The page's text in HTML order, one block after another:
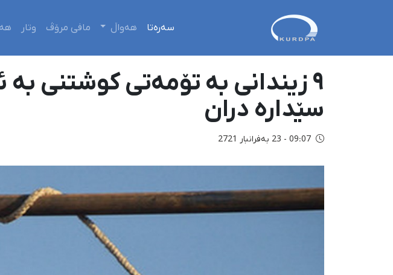
سەرەتا هەواڵ مافی مرۆڤ وتار
٩ زیندانی بە تۆمەتی کوشتنی
سێدارە دران
09:07 - 23 بەفرانبار 2721